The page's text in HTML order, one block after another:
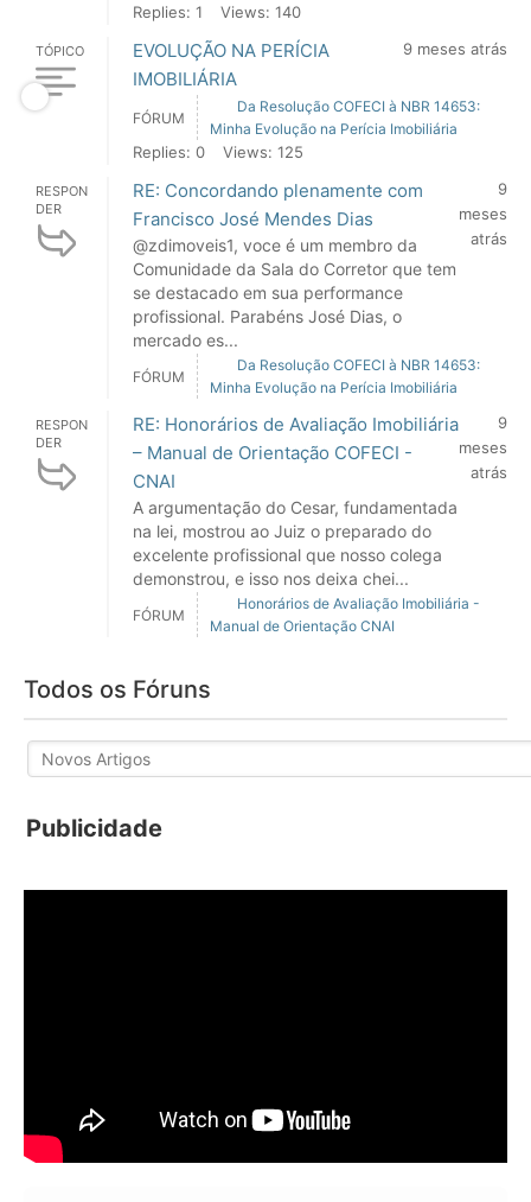
Replies: 1 Views: 140
TÓPICO
EVOLUÇÃO NA PERÍCIA
IMOBILIÁRIA
9 meses atrás
FÓRUM
Da Resolução COFECI à NBR 14653:
Minha Evolução na Perícia Imobiliária
Replies: 0 Views: 125
RESPON
DER
RE: Concordando plenamente com
Francisco José Mendes Dias
@zdimoveis1, voce é um membro da
Comunidade da Sala do Corretor que tem
se destacado em sua performance
profissional. Parabéns José Dias, o
mercado es...
9
meses
atrás
FÓRUM
Da Resolução COFECI à NBR 14653:
Minha Evolução na Perícia Imobiliária
RESPON
DER
RE: Honorários de Avaliação Imobiliária
– Manual de Orientação COFECI -
CNAI
A argumentação do Cesar, fundamentada
na lei, mostrou ao Juiz o preparado do
excelente profissional que nosso colega
demonstrou, e isso nos deixa chei...
9
meses
atrás
FÓRUM
Honorários de Avaliação Imobiliária -
Manual de Orientação CNAI
Todos os Fóruns
Publicidade